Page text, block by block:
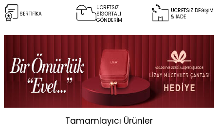
SERTİFİKA
ÜCRETSİZ
SİGORTALI
GÖNDERİM
ÜCRETSİZ DEĞİŞİM
& İADE
Tamamlayıcı Ürünler